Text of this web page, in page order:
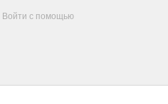
Войти с помощью